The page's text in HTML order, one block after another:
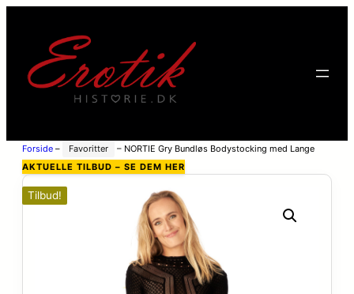
Forside – Favoritter – NORTIE Gry Bundløs Bodystocking med Lange
Ærmer – Black – One Size
AKTUELLE TILBUD – SE DEM HER
Tilbud!